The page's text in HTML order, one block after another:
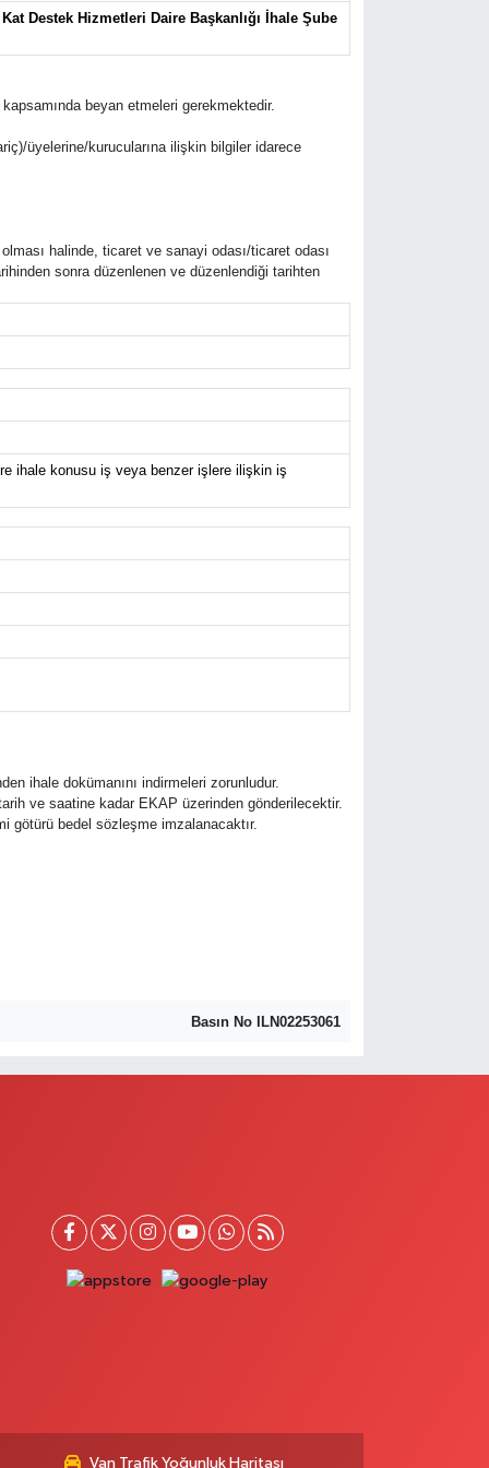
Destek Hizmetleri Daire Başkanlığı İhale Şube
beyan etmeleri gerekmektedir.
üyelerine/kurucularına ilişkin bilgiler idarece
halinde, ticaret ve sanayi odası/ticaret odası
sonra düzenlenen ve düzenlendiği tarihten
ihale konusu iş veya benzer işlere ilişkin iş
ihale dokümanını indirmeleri zorunludur.
ve saatine kadar EKAP üzerinden gönderilecektir.
götürü bedel sözleşme imzalanacaktır.
Basın No ILN02253061
Van Trafik Yoğunluk Haritası